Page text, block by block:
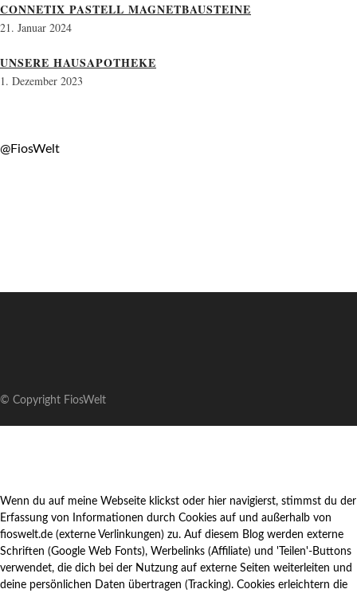
CONNETIX PASTELL MAGNETBAUSTEINE
21. Januar 2024
UNSERE HAUSAPOTHEKE
1. Dezember 2023
@FiosWelt
© Copyright FiosWelt
Wenn du auf meine Webseite klickst oder hier navigierst, stimmst du der
Erfassung von Informationen durch Cookies auf und außerhalb von
fioswelt.de (externe Verlinkungen) zu. Auf diesem Blog werden externe
Schriften (Google Web Fonts), Werbelinks (Affiliate) und 'Teilen'-Buttons
verwendet, die dich bei der Nutzung auf externe Seiten weiterleiten und
deine persönlichen Daten übertragen (Tracking). Cookies erleichtern die